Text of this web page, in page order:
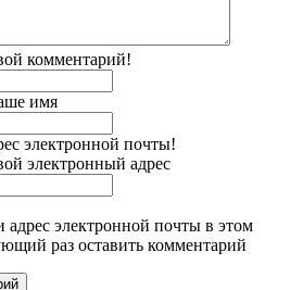
комментарий!
имя
электронной почты!
электронный адрес
электронной почты в этом
раз оставить комментарий